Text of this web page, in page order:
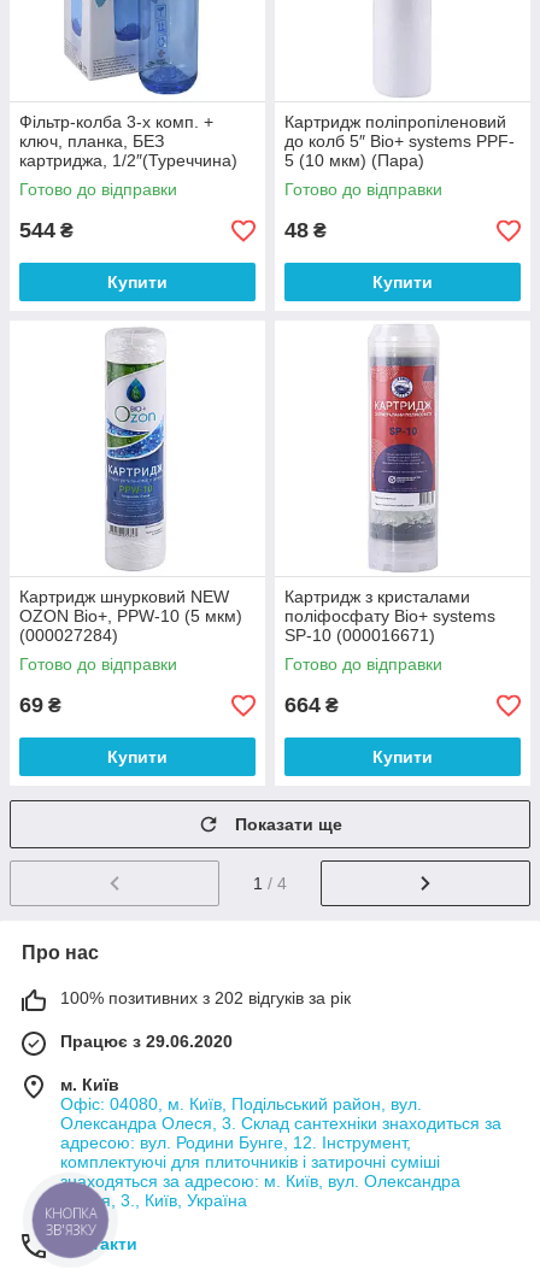
Фільтр-колба 3-х комп. +
ключ, планка, БЕЗ
картриджа, 1/2″(Туреччина)
(000027798)
Готово до відправки
544 ₴
Купити
Картридж поліпропіленовий
до колб 5″ Bio+ systems PPF-
5 (10 мкм) (Пара)
(000021762)
Готово до відправки
48 ₴
Купити
Картридж шнурковий NEW
OZON Bio+, PPW-10 (5 мкм)
(000027284)
Готово до відправки
69 ₴
Купити
Картридж з кристалами
поліфосфату Bio+ systems
SP-10 (000016671)
Готово до відправки
664 ₴
Купити
Показати ще
1 / 4
Про нас
100% позитивних з 202 відгуків за рік
Працює з 29.06.2020
м. Київ
Офіс: 04080, м. Київ, Подільський район, вул.
Олександра Олеся, 3. Склад сантехніки знаходиться за
адресою: вул. Родини Бунге, 12. Інструмент,
комплектуючі для плиточників і затирочні суміші
знаходяться за адресою: м. Київ, вул. Олександра
Олеся, 3., Київ, Україна
Контакти
КНОПКА
ЗВ'ЯЗКУ